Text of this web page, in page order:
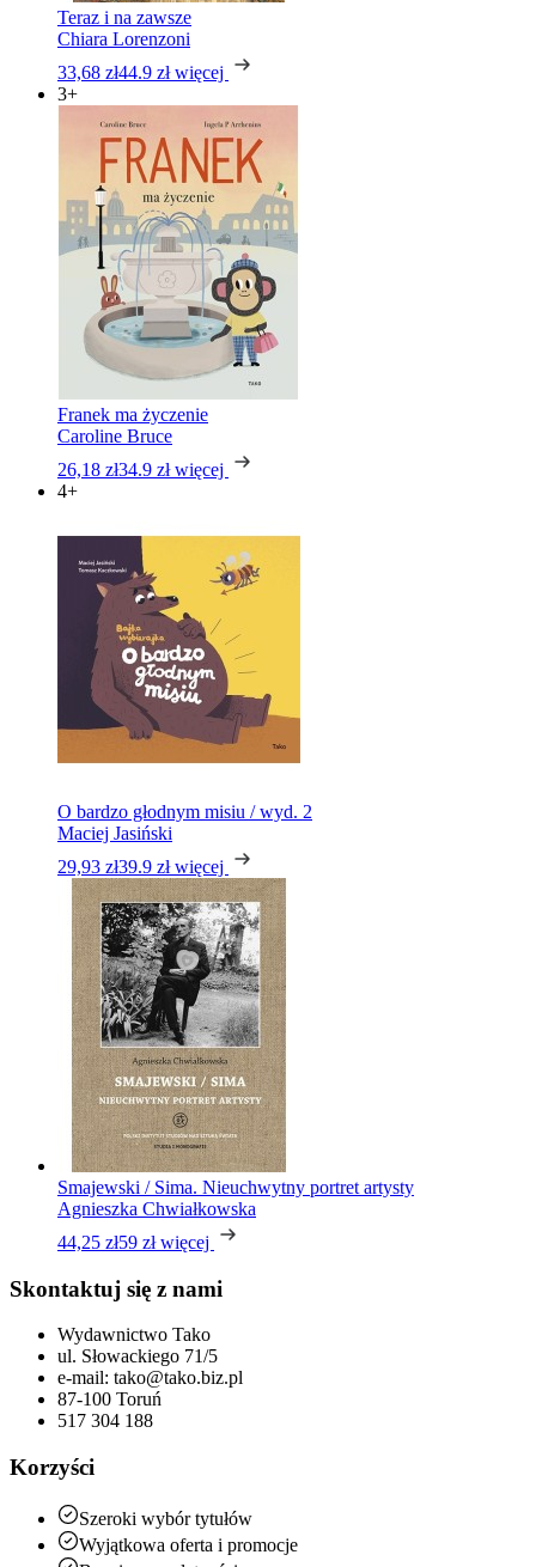
Teraz i na zawsze
Chiara Lorenzoni
33,68 zł44.9 zł więcej
3+
Franek ma życzenie
Caroline Bruce
26,18 zł34.9 zł więcej
4+
O bardzo głodnym misiu / wyd. 2
Maciej Jasiński
29,93 zł39.9 zł więcej
Smajewski / Sima. Nieuchwytny portret artysty
Agnieszka Chwiałkowska
44,25 zł59 zł więcej
Skontaktuj się z nami
Wydawnictwo Tako
ul. Słowackiego 71/5
e-mail: tako@tako.biz.pl
87-100 Toruń
517 304 188
Korzyści
Szeroki wybór tytułów
Wyjątkowa oferta i promocje